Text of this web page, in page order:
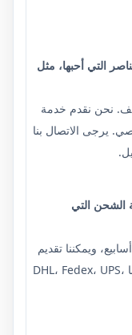
التي أحبها، مثل
مصنع يضم أكثر من 100 موظف. نحن نقدم خدمة
يرجى الاتصال بنا
الشحن التي
ج: تستغرق المهلة الزمنية لدينا حوالي 2-4 أسابيع، ويمكننا تقديم
ضمان لمدة 12 شهرًا منذ التسليم. استخدمنا DHL، Fedex، UPS،